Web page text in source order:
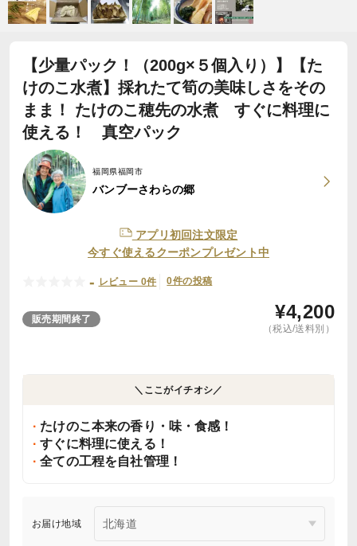
【少量パック！（200g×５個入り）】【た
けのこ水煮】採れたて筍の美味しさをその
まま！ たけのこ穂先の水煮 すぐに料理に
使える！ 真空パック
福岡県福岡市
バンブーさわらの郷
アプリ初回注文限定
今すぐ使えるクーポンプレゼント中
- レビュー 0件 0件の投稿
販売期間終了 ¥4,200
（税込/送料別）
＼ここがイチオシ／
たけのこ本来の香り・味・食感！
すぐに料理に使える！
全ての工程を自社管理！
お届け地域